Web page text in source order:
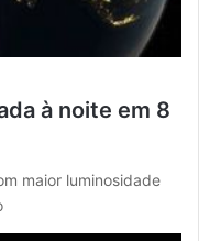
à noite em 8
maior luminosidade